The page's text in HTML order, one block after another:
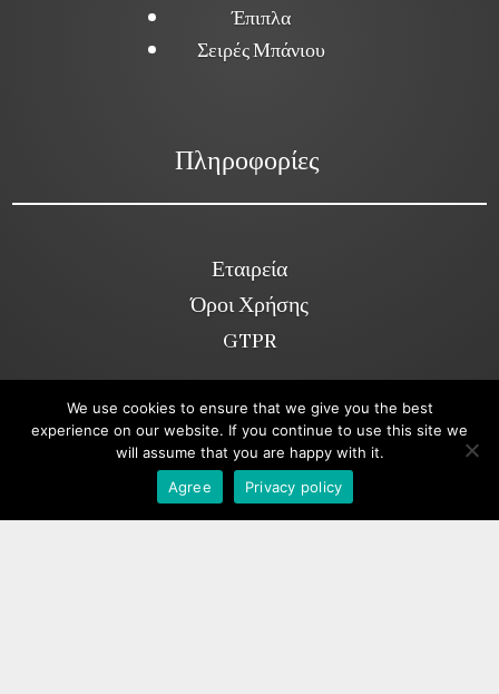
Έπιπλα
Σειρές Μπάνιου
Πληροφορίες
Εταιρεία
Όροι Χρήσης
GTPR
Κοινωνικά Δίκτυα
We use cookies to ensure that we give you the best
experience on our website. If you continue to use this site we
will assume that you are happy with it.
Agree
Privacy policy
Viber